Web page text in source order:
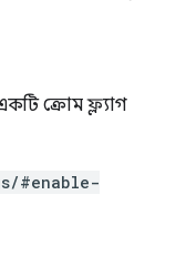
ক্রোম ফ্ল্যাগ
#enable-